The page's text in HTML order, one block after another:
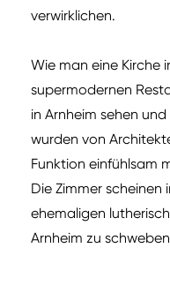
verwirklichen.
Wie man eine Kirche
supermodernen
in Arnheim sehen
wurden von
Funktion einfühlsam
Die Zimmer
ehemaligen
Arnheim zu